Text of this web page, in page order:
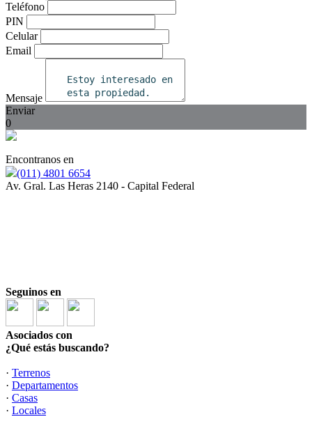
Teléfono
PIN
Celular
Email
Mensaje
Enviar
0
Encontranos en
(011) 4801 6654
Av. Gral. Las Heras 2140 - Capital Federal
Seguinos en
Asociados con
¿Qué estás buscando?
· Terrenos
· Departamentos
· Casas
· Locales